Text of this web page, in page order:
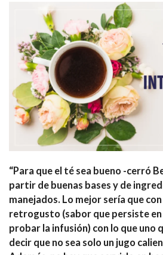
“Para que el té sea bueno -cerró
partir de buenas bases y de
manejados. Lo mejor sería que
retrogusto (sabor que persiste en
probar la infusión) con lo que uno
decir que no sea solo un jugo